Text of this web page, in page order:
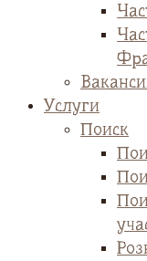
Услуги
Поиск